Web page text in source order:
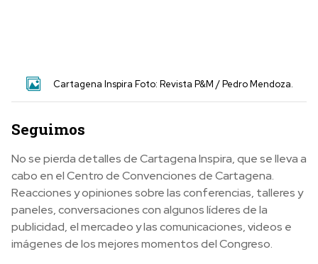
Cartagena Inspira Foto: Revista P&M / Pedro Mendoza.
Seguimos
No se pierda detalles de Cartagena Inspira, que se lleva a
cabo en el Centro de Convenciones de Cartagena.
Reacciones y opiniones sobre las conferencias, talleres y
paneles, conversaciones con algunos líderes de la
publicidad, el mercadeo y las comunicaciones, videos e
imágenes de los mejores momentos del Congreso.